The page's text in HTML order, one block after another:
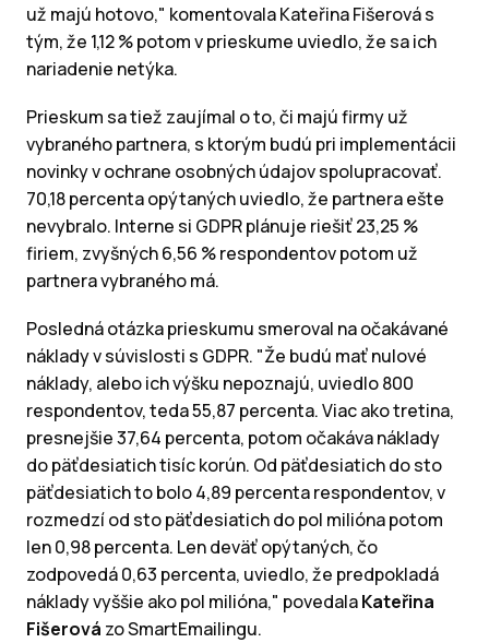
už majú hotovo," komentovala Kateřina Fišerová s
tým, že 1,12 % potom v prieskume uviedlo, že sa ich
nariadenie netýka.
Prieskum sa tiež zaujímal o to, či majú firmy už
vybraného partnera, s ktorým budú pri implementácii
novinky v ochrane osobných údajov spolupracovať.
70,18 percenta opýtaných uviedlo, že partnera ešte
nevybralo. Interne si GDPR plánuje riešiť 23,25 %
firiem, zvyšných 6,56 % respondentov potom už
partnera vybraného má.
Posledná otázka prieskumu smeroval na očakávané
náklady v súvislosti s GDPR. "Že budú mať nulové
náklady, alebo ich výšku nepoznajú, uviedlo 800
respondentov, teda 55,87 percenta.Viac ako tretina,
presnejšie 37,64 percenta, potom očakáva náklady
do päťdesiatich tisíc korún. Od päťdesiatich do sto
päťdesiatich to bolo 4,89 percenta respondentov, v
rozmedzí od sto päťdesiatich do pol milióna potom
len 0,98 percenta. Len deväť opýtaných, čo
zodpovedá 0,63 percenta, uviedlo, že predpokladá
náklady vyššie ako pol milióna," povedalaKateřina
Fišerová zo SmartEmailingu.